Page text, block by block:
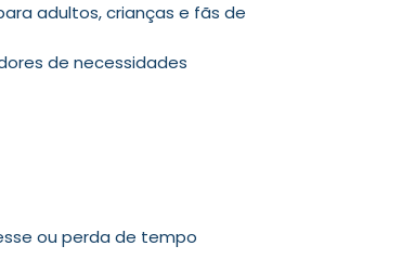
adultos, crianças e fãs de
de necessidades
ou perda de tempo